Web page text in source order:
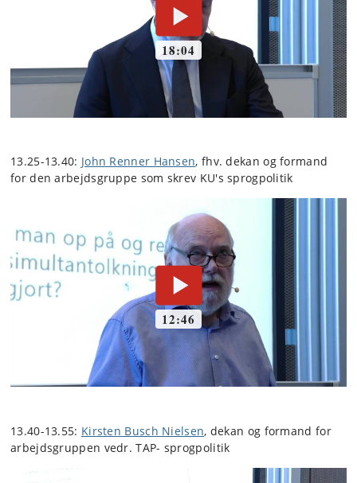
13.25-13.40: John Renner Hansen, fhv. dekan og formand
for den arbejdsgruppe som skrev KU's sprogpolitik
13.40-13.55: Kirsten Busch Nielsen, dekan og formand for
arbejdsgruppen vedr. TAP- sprogpolitik